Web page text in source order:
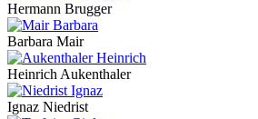
Hermann Brugger
Barbara Mair
Heinrich Aukenthaler
Ignaz Niedrist